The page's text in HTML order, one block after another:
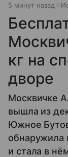
5 минут назад
кг на
дворе
Москвичке
вышла из
Южное
обнаружила
и стала в